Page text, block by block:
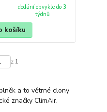
dodání obvykle do 3
týdnů
košíku
z 1
a to větrné clony
značky ClimAir.